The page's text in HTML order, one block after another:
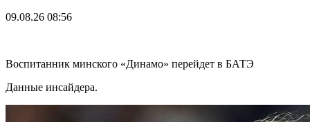
09.08.26 08:56
Воспитанник минского «Динамо» перейдет в БАТЭ
Данные инсайдера.